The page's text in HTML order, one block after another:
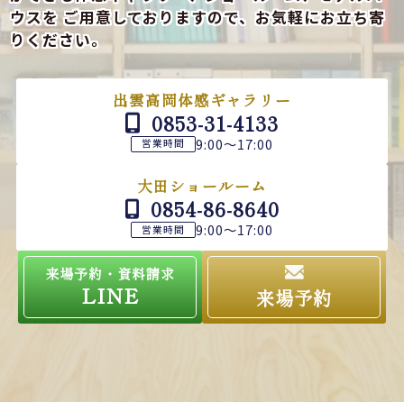
ウスをご用意しておりますので、お気軽にお立ち寄
りください。
出雲高岡体感ギャラリー
0853-31-4133
営業時間 9:00～17:00
大田ショールーム
0854-86-8640
営業時間 9:00～17:00
来場予約・資料請求
LINE 来場予約